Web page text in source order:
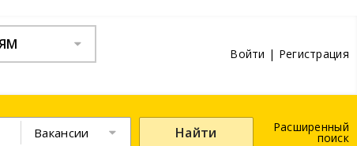
Войти | Регистрация
Вакансии Найти Расширенный
поиск